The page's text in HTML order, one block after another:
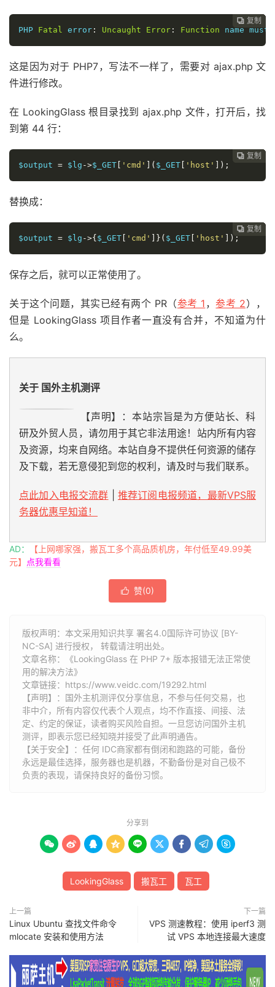
 复制
 复制
 复制
 复制
 复制
PHP Fatal error : Uncaught Error : Function name
这是因为对于 PHP7，写法不一样了，需要对 ajax.php 文
件进行修改。
在 LookingGlass 根目录找到 ajax.php 文件，打开后，找
到第 44 行：
 复制
 复制
 复制
 复制
$output = $lg ->$_GET [ 'cmd' ]( $ _GET [ 'host' ]);
替换成：
 复制
 复制
 复制
$output = $lg ->{$ _GET [ 'cmd' ] } ( $ _GET [ 'host' ]);
保存之后，就可以正常使用了。
关于这个问题，其实已经有两个 PR（参考 1 ，参考 2），
但是 LookingGlass 项目作者一直没有合并，不知道为什
么。
关于 国外主机测评
【声明】：本站宗旨是为方便站长、科
研及外贸人员，请勿用于其它非法用途！站内所有内容
及资源，均来自网络。本站自身不提供任何资源的储存
及下载，若无意侵犯到您的权利，请及时与我们联系。
点此加入电报交流群
推荐订阅电报频道，最新VPS服
务器优惠早知道！
AD：
【上网哪家强，搬瓦工多个高品质机房，年付低至49.99美
元】
点我看看
 赞(0)
版权声明：本文采用知识共享 署名4.0国际许可协议 [BY-
NC-SA] 进行授权， 转载请注明出处。
文章名称：《LookingGlass 在 PHP 7+ 版本报错无法正常使
用的解决方法》
文章链接： https://www.veidc.com/19292.html
【声明】：国外主机测评仅分享信息，不参与任何交易，也
非中介，所有内容仅代表个人观点，均不作直接、间接、法
定、约定的保证，读者购买风险自担。一旦您访问国外主机
测评，即表示您已经知晓并接受了此声明通告。
【关于安全】：任何 IDC商家都有倒闭和跑路的可能，备份
永远是最佳选择，服务器也是机器，不勤备份是对自己极不
负责的表现，请保持良好的备份习惯。
分享到
        
LookingGlass 搬瓦工 瓦工
上一篇
Linux Ubuntu 查找文件命令
mlocate 安装和使用方法
下一篇
VPS 测速教程：使用 iperf3 测
试 VPS 本地连接最大速度